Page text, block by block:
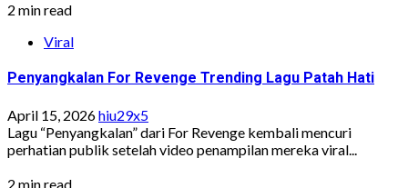
2 min read
Viral
Penyangkalan For Revenge Trending Lagu Patah Hati
April 15, 2026hiu29x5
Lagu “Penyangkalan” dari For Revenge kembali mencuri
perhatian publik setelah video penampilan mereka viral...
2 min read